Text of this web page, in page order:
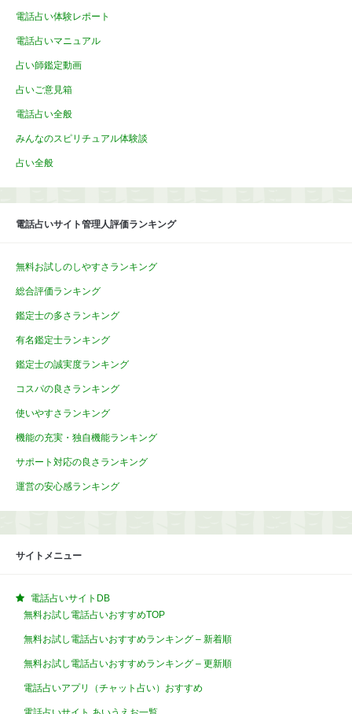
電話占い体験レポート
電話占いマニュアル
占い師鑑定動画
占いご意見箱
電話占い全般
みんなのスピリチュアル体験談
占い全般
電話占いサイト管理人評価ランキング
無料お試しのしやすさランキング
総合評価ランキング
鑑定士の多さランキング
有名鑑定士ランキング
鑑定士の誠実度ランキング
コスパの良さランキング
使いやすさランキング
機能の充実・独自機能ランキング
サポート対応の良さランキング
運営の安心感ランキング
サイトメニュー
電話占いサイトDB
無料お試し電話占いおすすめTOP
無料お試し電話占いおすすめランキング – 新着順
無料お試し電話占いおすすめランキング – 更新順
電話占いアプリ（チャット占い）おすすめ